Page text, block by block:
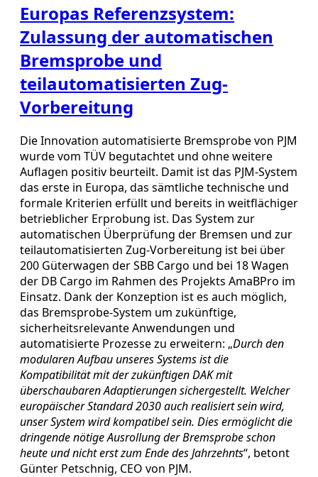
Europas Referenzsystem:
Zulassung der automatischen
Bremsprobe und
teilautomatisierten Zug-
Vorbereitung
Die Innovation automatisierte Bremsprobe von PJM
wurde vom TÜV begutachtet und ohne weitere
Auflagen positiv beurteilt. Damit ist das PJM-System
das erste in Europa, das sämtliche technische und
formale Kriterien erfüllt und bereits in weitflächiger
betrieblicher Erprobung ist. Das System zur
automatischen Überprüfung der Bremsen und zur
teilautomatisierten Zug-Vorbereitung ist bei über
200 Güterwagen der SBB Cargo und bei 18 Wagen
der DB Cargo im Rahmen des Projekts AmaBPro im
Einsatz. Dank der Konzeption ist es auch möglich,
das Bremsprobe-System um zukünftige,
sicherheitsrelevante Anwendungen und
automatisierte Prozesse zu erweitern: „Durch den
modularen Aufbau unseres Systems ist die
Kompatibilität mit der zukünftigen DAK mit
überschaubaren Adaptierungen sichergestellt. Welcher
europäischer Standard 2030 auch realisiert sein wird,
unser System wird kompatibel sein. Dies ermöglicht die
dringende nötige Ausrollung der Bremsprobe schon
heute und nicht erst zum Ende des Jahrzehnts“, betont
Günter Petschnig, CEO von PJM.